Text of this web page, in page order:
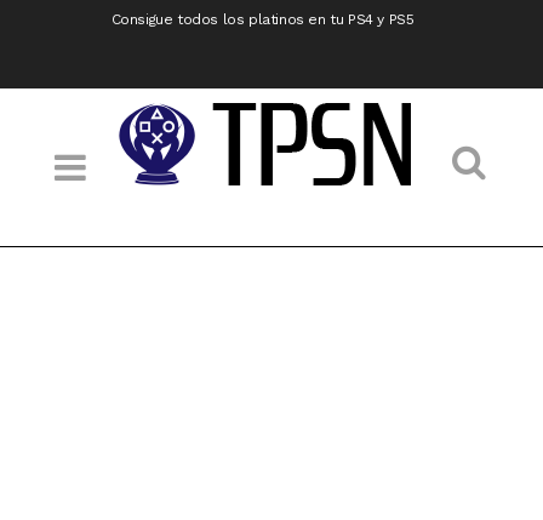
Consigue todos los platinos en tu PS4 y PS5